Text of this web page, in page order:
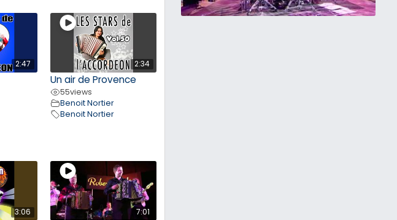
2:47 2:34
Un air de Provence
55views
Benoit Nortier
Benoit Nortier
3:06 7:01